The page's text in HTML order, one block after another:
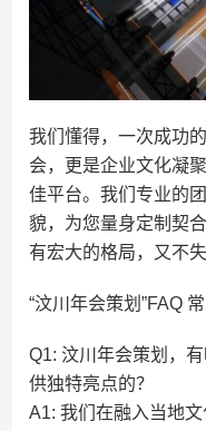
我们懂得，一次成功
会，更是企业文化凝
佳平台。我们专业的
貌，为您量身定制契
有宏大的格局，又不
“汶川年会策划”FAQ
Q1: 汶川年会策划，
供独特亮点的？
A1: 我们在融入当地文